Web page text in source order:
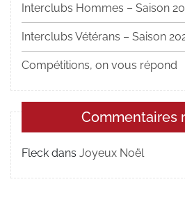
Interclubs Hommes – Saison
Interclubs Vétérans – Saison
Compétitions, on vous répond
Commentaires
Fleck dans Joyeux Noël